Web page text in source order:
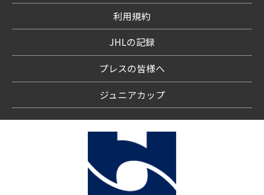
利用規約
JHLの記録
プレスの皆様へ
ジュニアカップ